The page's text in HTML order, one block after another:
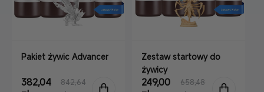
Pakiet żywic Advancer
Cena
382,04
Cena
842,64
Zestaw startowy do
żywicy
Cena
249,00
Cena
658,48